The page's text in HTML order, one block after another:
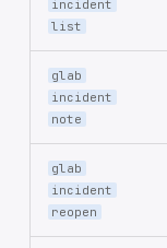
incident
list
glab
incident
note
glab
incident
reopen